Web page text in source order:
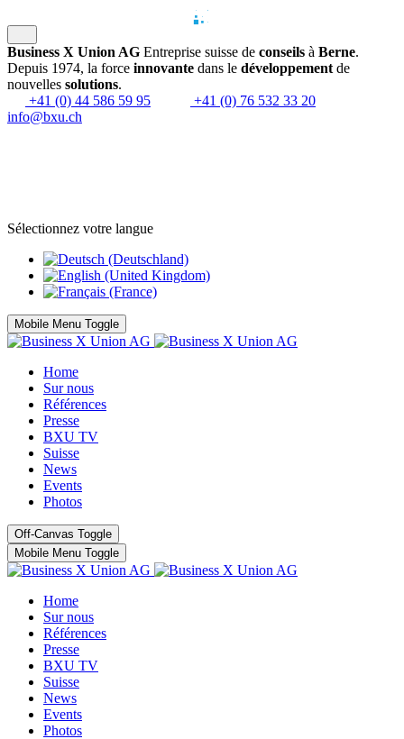
Business X Union AG Entreprise suisse de conseils à Berne.
Depuis 1974, la force innovante dans le développement de
nouvelles solutions.
+41 (0) 44 586 59 95
+41 (0) 76 532 33 20
info@bxu.ch
Sélectionnez votre langue
Mobile Menu Toggle
Home
Sur nous
Références
Presse
BXU TV
Suisse
News
Events
Photos
Off-Canvas Toggle
Mobile Menu Toggle
Home
Sur nous
Références
Presse
BXU TV
Suisse
News
Events
Photos